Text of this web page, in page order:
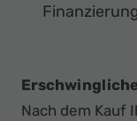
Nach dem Kauf